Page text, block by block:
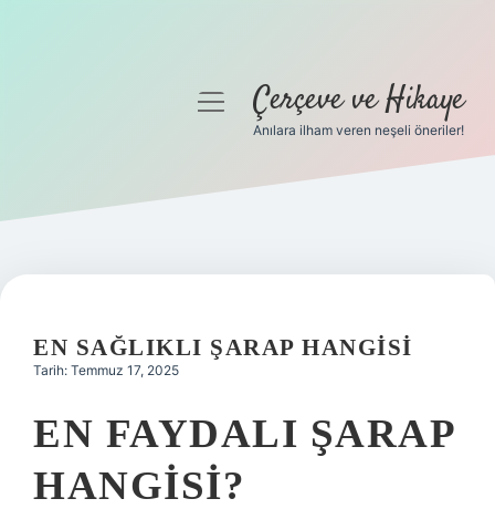
Gizlilik Politikası
Yasal Uyarı
menüyüÇerçeve ve Hikaye
Anılara ilham veren neşeli öneriler!
EN SAĞLIKLI ŞARAP HANGISI
Tarih: Temmuz 17, 2025
EN FAYDALI ŞARAP
HANGISI?